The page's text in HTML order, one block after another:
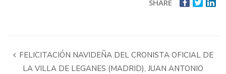
SHARE
FELICITACIÓN NAVIDEÑA DEL CRONISTA OFICIAL DE
LA VILLA DE LEGANES (MADRID), JUAN ANTONIO